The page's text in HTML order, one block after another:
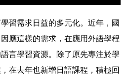
習需求日益的多元化。近年，國
應這樣的需求，在應用外語學程
言學習資源。除了原先專注於學
在去年也新增日語課程，積極回